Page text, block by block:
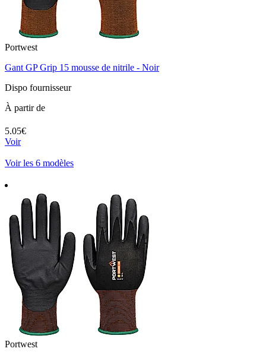
Portwest
Gant GP Grip 15 mousse de nitrile - Noir
Dispo fournisseur
À partir de
5.05€
Voir
Voir les 6 modèles
Portwest